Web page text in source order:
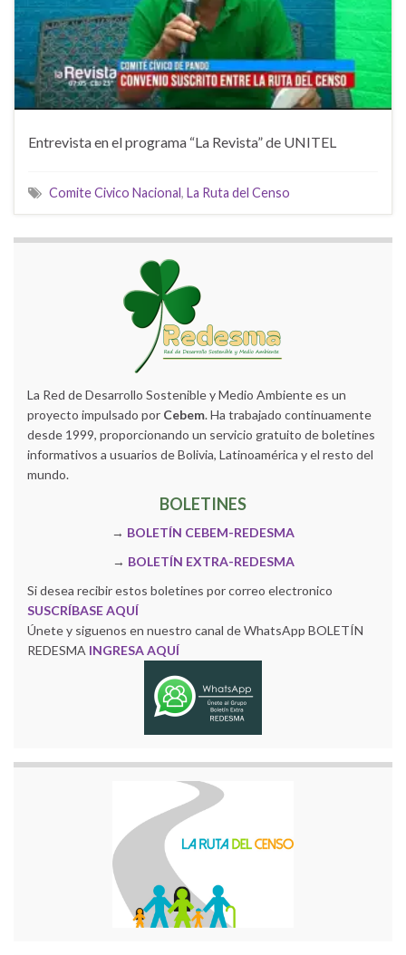
Entrevista en el programa “La Revista” de UNITEL
Comite Civico Nacional, La Ruta del Censo
La Red de Desarrollo Sostenible y Medio Ambiente es un
proyecto impulsado por Cebem. Ha trabajado continuamente
desde 1999, proporcionando un servicio gratuito de boletines
informativos a usuarios de Bolivia, Latinoamérica y el resto del
mundo.
BOLETINES
→ BOLETÍN CEBEM-REDESMA
→ BOLETÍN EXTRA-REDESMA
Si desea recibir estos boletines por correo electronico
SUSCRÍBASE AQUÍ
Únete y siguenos en nuestro canal de WhatsApp BOLETÍN
REDESMA INGRESA AQUÍ